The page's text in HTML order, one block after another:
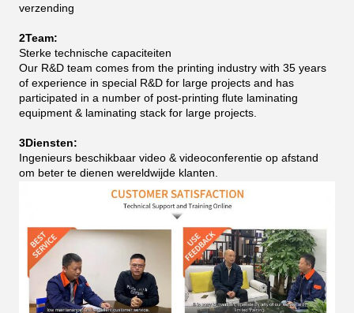
verzending
2Team:
Sterke technische capaciteiten
Our R&D team comes from the printing industry with 35 years
of experience in special R&D for large projects and has
participated in a number of post-printing flute laminating
equipment & laminating stack for large projects.
3Diensten:
Ingenieurs beschikbaar video & videoconferentie op afstand
om beter te dienen wereldwijde klanten.